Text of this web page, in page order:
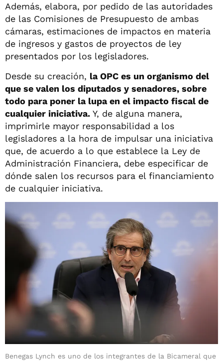
Además, elabora, por pedido de las autoridades
de las Comisiones de Presupuesto de ambas
cámaras, estimaciones de impactos en materia
de ingresos y gastos de proyectos de ley
presentados por los legisladores.
Desde su creación, la OPC es un organismo del
que se valen los diputados y senadores, sobre
todo para poner la lupa en el impacto fiscal de
cualquier iniciativa. Y, de alguna manera,
imprimirle mayor responsabilidad a los
legisladores a la hora de impulsar una iniciativa
que, de acuerdo a lo que establece la Ley de
Administración Financiera, debe especificar de
dónde salen los recursos para el financiamiento
de cualquier iniciativa.
Benegas Lynch es uno de los integrantes de la Bicameral que